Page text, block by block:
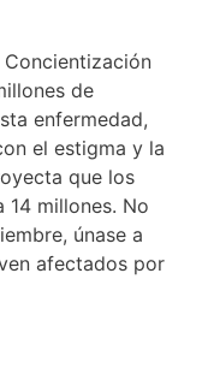
Concientización
de
enfermedad,
el estigma y la
que los
14 millones. No
únase a
afectados por